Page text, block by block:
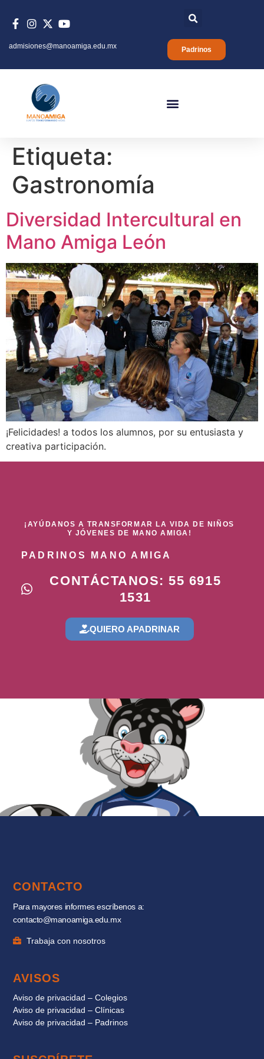
Padrinos
admisiones@manoamiga.edu.mx
Etiqueta:
Gastronomía
Diversidad Intercultural en
Mano Amiga León
¡Felicidades! a todos los alumnos, por su entusiasta y
creativa participación.
¡AYÚDANOS A TRANSFORMAR LA VIDA DE NIÑOS
Y JÓVENES DE MANO AMIGA!
PADRINOS MANO AMIGA
CONTÁCTANOS: 55 6915
1531
QUIERO APADRINAR
CONTACTO
Para mayores informes escríbenos a:
contacto@manoamiga.edu.mx
Trabaja con nosotros
AVISOS
Aviso de privacidad – Colegios
Aviso de privacidad – Clínicas
Aviso de privacidad – Padrinos